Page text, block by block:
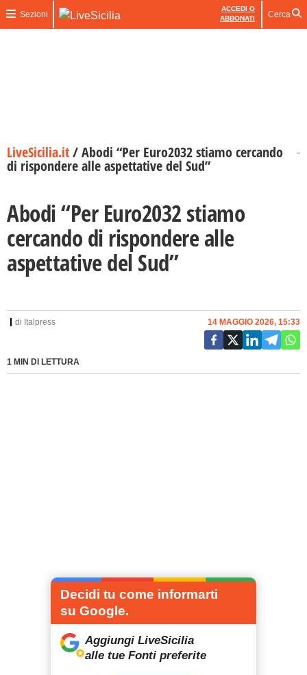
Sezioni
ACCEDI O
ABBONATI
Cerca
LiveSicilia.it/Abodi “Per Euro2032 stiamo cercando
di rispondere alle aspettative del Sud”
Abodi “Per Euro2032 stiamo
cercando di rispondere alle
aspettative del Sud”
di Italpress
1 MIN DI LETTURA
14 MAGGIO 2026, 15:33
Decidi tu come informarti
su Google.
Aggiungi LiveSicilia
alle tue Fonti preferite